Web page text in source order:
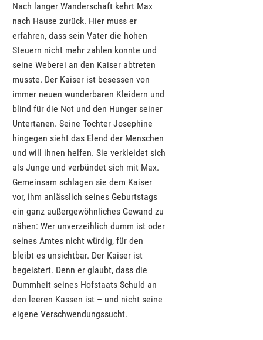
Nach langer Wanderschaft kehrt Max
nach Hause zurück. Hier muss er
erfahren, dass sein Vater die hohen
Steuern nicht mehr zahlen konnte und
seine Weberei an den Kaiser abtreten
musste. Der Kaiser ist besessen von
immer neuen wunderbaren Kleidern und
blind für die Not und den Hunger seiner
Untertanen. Seine Tochter Josephine
hingegen sieht das Elend der Menschen
und will ihnen helfen. Sie verkleidet sich
als Junge und verbündet sich mit Max.
Gemeinsam schlagen sie dem Kaiser
vor, ihm anlässlich seines Geburtstags
ein ganz außergewöhnliches Gewand zu
nähen: Wer unverzeihlich dumm ist oder
seines Amtes nicht würdig, für den
bleibt es unsichtbar. Der Kaiser ist
begeistert. Denn er glaubt, dass die
Dummheit seines Hofstaats Schuld an
den leeren Kassen ist – und nicht seine
eigene Verschwendungssucht.